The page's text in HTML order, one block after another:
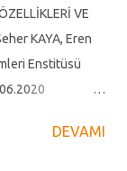
çoğunluğu
VE
KAYA, Eren
Enstitüsü
ve çok
DEVAMI